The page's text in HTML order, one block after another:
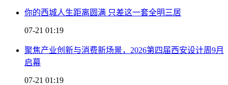
你的西城人生距离圆满 只差这一套全明三居
07-21 01:19
聚焦产业创新与消费新场景，2026第四届西安设计周9月
启幕
07-21 01:19